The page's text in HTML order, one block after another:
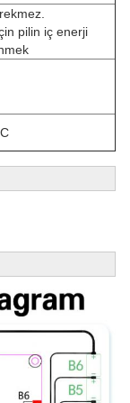
pilin iç enerji